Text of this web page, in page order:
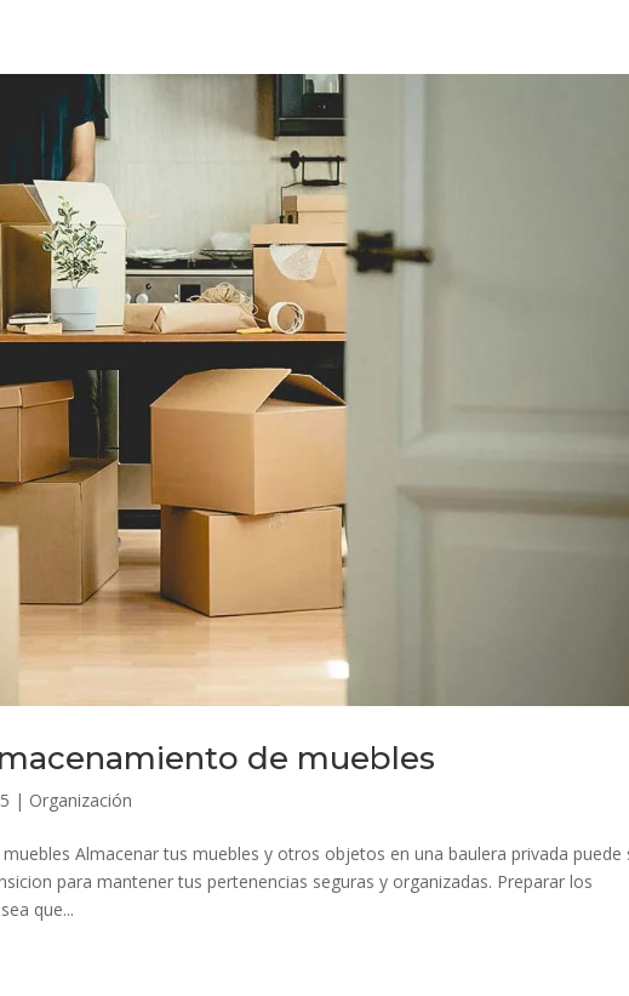
de muebles
| Organización
Almacenar tus muebles y otros objetos en una baulera privada puede
para mantener tus pertenencias seguras y organizadas. Preparar los
que...